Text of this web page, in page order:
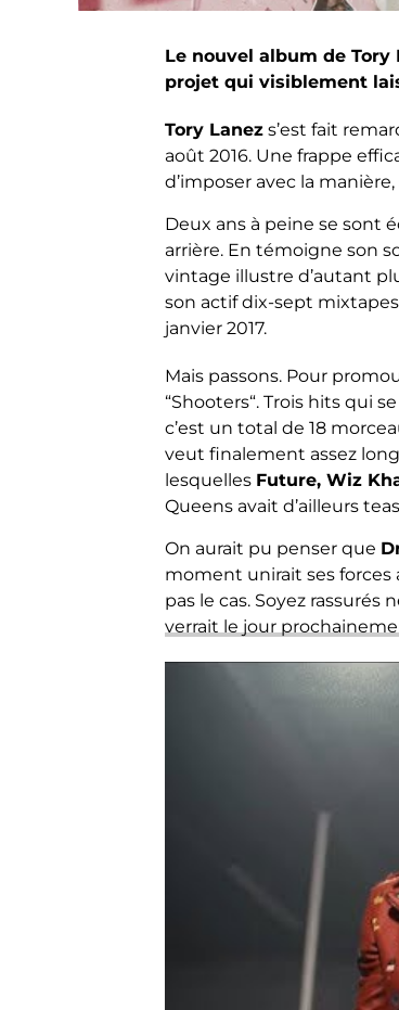
Le nouvel album de Tory
projet qui visiblement
Tory Lanez s’est fait
août 2016. Une frappe
d’imposer avec la
Deux ans à peine se sont
arrière. En témoigne son
vintage illustre d’autant
son actif dix-sept
janvier 2017.
Mais passons. Pour
“Shooters“. Trois hits qui
c’est un total de 18
veut finalement assez
lesquelles Future, Wiz
Queens avait d’ailleurs
On aurait pu penser que
moment unirait ses forces
pas le cas. Soyez
verrait le jour